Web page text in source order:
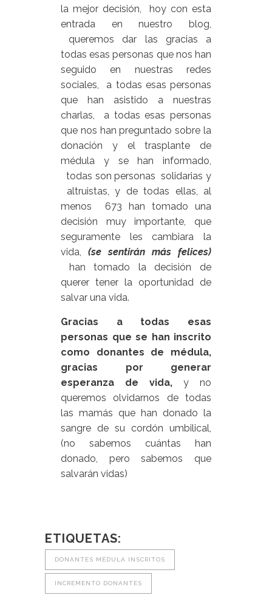
la mejor decisión, hoy con esta
entrada en nuestro blog,
queremos dar las gracias a
todas esas personas que nos han
seguido en nuestras redes
sociales, a todas esas personas
que han asistido a nuestras
charlas, a todas esas personas
que nos han preguntado sobre la
donación y el trasplante de
médula y se han informado,
todas son personas solidarias y
altruistas, y de todas ellas, al
menos 673 han tomado una
decisión muy importante, que
seguramente les cambiara la
vida, (se sentirán más felices)
han tomado la decisión de
querer tener la oportunidad de
salvar una vida.
Gracias a todas esas
personas que se han inscrito
como donantes de médula,
gracias por generar
esperanza de vida, y no
queremos olvidarnos de todas
las mamás que han donado la
sangre de su cordón umbilical,
(no sabemos cuántas han
donado, pero sabemos que
salvarán vidas)
ETIQUETAS:
DONANTES MÉDULA INSCRITOS
INCREMENTO DONANTES